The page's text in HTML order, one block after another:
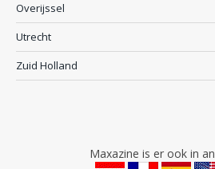
Overijssel
Utrecht
Zuid Holland
Maxazine is er ook in